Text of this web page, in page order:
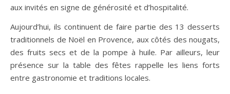
aux invités en signe de générosité et d’hospitalité.
Aujourd’hui, ils continuent de faire partie des 13 desserts
traditionnels de Noël en Provence, aux côtés des nougats,
des fruits secs et de la pompe à huile. Par ailleurs, leur
présence sur la table des fêtes rappelle les liens forts
entre gastronomie et traditions locales.